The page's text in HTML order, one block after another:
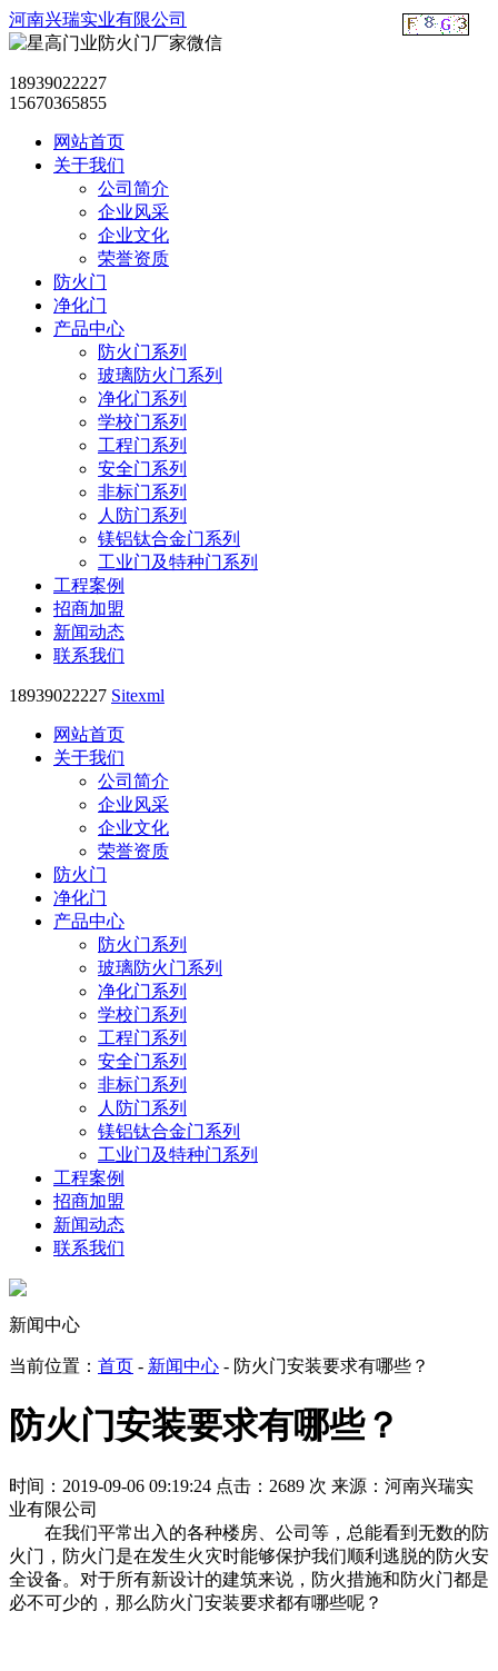
河南兴瑞实业有限公司
18939022227
15670365855
网站首页
关于我们
公司简介
企业风采
企业文化
荣誉资质
防火门
净化门
产品中心
防火门系列
玻璃防火门系列
净化门系列
学校门系列
工程门系列
安全门系列
非标门系列
人防门系列
镁铝钛合金门系列
工业门及特种门系列
工程案例
招商加盟
新闻动态
联系我们
18939022227 Sitexml
网站首页
关于我们
公司简介
企业风采
企业文化
荣誉资质
防火门
净化门
产品中心
防火门系列
玻璃防火门系列
净化门系列
学校门系列
工程门系列
安全门系列
非标门系列
人防门系列
镁铝钛合金门系列
工业门及特种门系列
工程案例
招商加盟
新闻动态
联系我们
新闻中心
当前位置： 首页 - 新闻中心 - 防火门安装要求有哪些？
防火门安装要求有哪些？
时间：2019-09-06 09:19:24 点击：2689 次 来源：河南兴瑞实
业有限公司
在我们平常出入的各种楼房、公司等，总能看到无数的防
火门，防火门是在发生火灾时能够保护我们顺利逃脱的防火安
全设备。对于所有新设计的建筑来说，防火措施和防火门都是
必不可少的，那么防火门安装要求都有哪些呢？